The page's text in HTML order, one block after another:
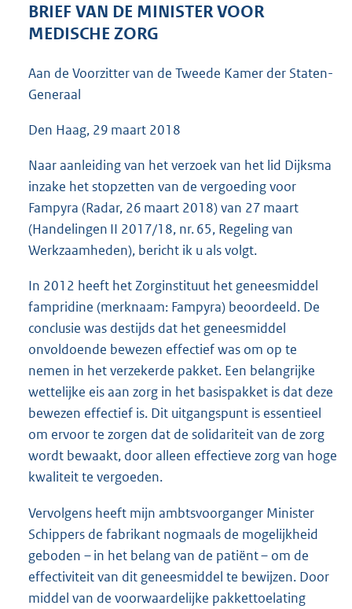
e
2
BRIEF VAN DE MINISTER VOOR
MEDISCHE ZORG
Aan de Voorzitter van de Tweede Kamer der Staten-
Generaal
Den Haag, 29 maart 2018
Naar aanleiding van het verzoek van het lid Dijksma
inzake het stopzetten van de vergoeding voor
Fampyra (Radar, 26 maart 2018) van 27 maart
(Handelingen II 2017/18, nr. 65, Regeling van
Werkzaamheden), bericht ik u als volgt.
In 2012 heeft het Zorginstituut het geneesmiddel
fampridine (merknaam: Fampyra) beoordeeld. De
conclusie was destijds dat het geneesmiddel
onvoldoende bewezen effectief was om op te
nemen in het verzekerde pakket. Een belangrijke
wettelijke eis aan zorg in het basispakket is dat deze
bewezen effectief is. Dit uitgangspunt is essentieel
om ervoor te zorgen dat de solidariteit van de zorg
wordt bewaakt, door alleen effectieve zorg van hoge
kwaliteit te vergoeden.
Vervolgens heeft mijn ambtsvoorganger Minister
Schippers de fabrikant nogmaals de mogelijkheid
geboden – in het belang van de patiënt – om de
effectiviteit van dit geneesmiddel te bewijzen. Door
middel van de voorwaardelijke pakkettoelating